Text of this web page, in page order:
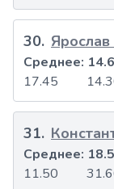
30.
17.45
Среднее:
31.
11.50
Среднее: